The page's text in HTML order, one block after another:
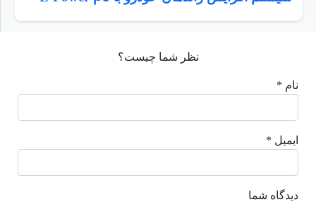
نظر شما چیست؟
نام *
ایمیل *
دیدگاه شما